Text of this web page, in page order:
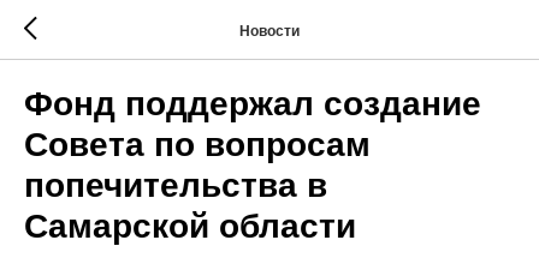
Новости
Фонд поддержал создание
Совета по вопросам
попечительства в
Самарской области